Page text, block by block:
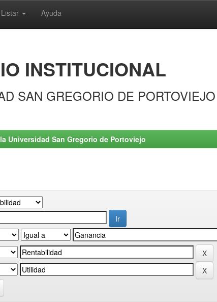
Listar Ayuda
INSTITUCIONAL
SAN GREGORIO DE PORTOVIEJO
Universidad San Gregorio de Portoviejo